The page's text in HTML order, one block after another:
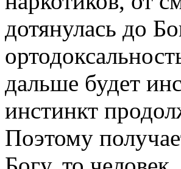
дотянулась до
дальше будет
инстинкт
Поэтому